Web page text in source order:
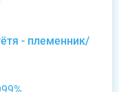
- племенник/